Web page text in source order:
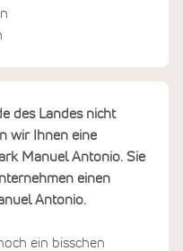
des Landes nicht
wir Ihnen eine
Manuel Antonio. Sie
einen
Antonio.
ein bisschen